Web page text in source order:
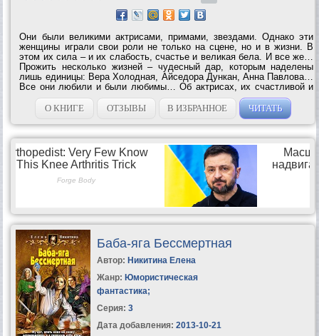
Они были великими актрисами, примами, звездами. Однако эти
женщины играли свои роли не только на сцене, но и в жизни. В
этом их сила – и их слабость, счастье и великая бела. И все же…
Прожить несколько жизней – чудесный дар, которым наделены
лишь единицы: Вера Холодная, Айседора Дункан, Анна Павлова…
Все они любили и были любимы… Об актрисах, их счастливой и
несчастной, великой и мимолетной любви читайте в исторических
новеллах Елены...
О КНИГЕ ОТЗЫВЫ В ИЗБРАННОЕ ЧИТАТЬ
Баба-яга Бессмертная
Автор: Никитина Елена
Жанр: Юмористическая
фантастика;
Серия: 3
Дата добавления: 2013-10-21